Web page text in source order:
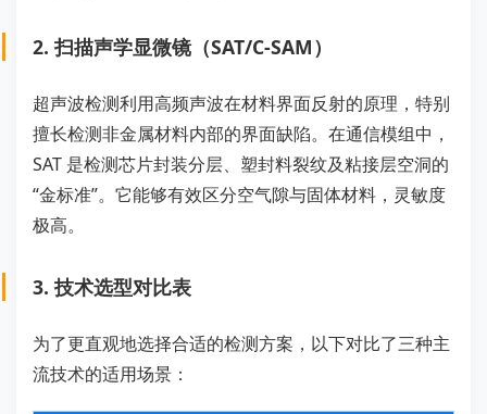
2. 扫描声学显微镜（SAT/C-SAM）
超声波检测利用高频声波在材料界面反射的原理，特别
擅长检测非金属材料内部的界面缺陷。在通信模组中，
SAT 是检测芯片封装分层、塑封料裂纹及粘接层空洞的
“金标准”。它能够有效区分空气隙与固体材料，灵敏度
极高。
3. 技术选型对比表
为了更直观地选择合适的检测方案，以下对比了三种主
流技术的适用场景：